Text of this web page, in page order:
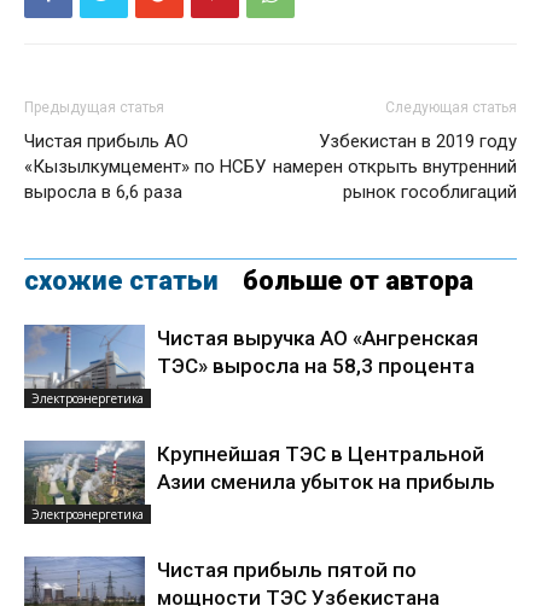
Предыдущая статья
Чистая прибыль АО
«Кызылкумцемент» по НСБУ
выросла в 6,6 раза
Следующая статья
Узбекистан в 2019 году
намерен открыть внутренний
рынок гособлигаций
схожие статьи больше от автора
Электроэнергетика
Чистая выручка АО «Ангренская
ТЭС» выросла на 58,3 процента
Электроэнергетика
Крупнейшая ТЭС в Центральной
Азии сменила убыток на прибыль
Чистая прибыль пятой по
мощности ТЭС Узбекистана